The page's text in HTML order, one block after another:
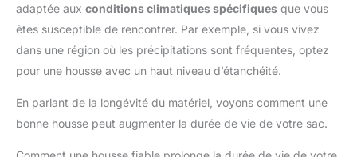
adaptée aux conditions climatiques spécifiques que vous
êtes susceptible de rencontrer. Par exemple, si vous vivez
dans une région où les précipitations sont fréquentes, optez
pour une housse avec un haut niveau d’étanchéité.
En parlant de la longévité du matériel, voyons comment une
bonne housse peut augmenter la durée de vie de votre sac.